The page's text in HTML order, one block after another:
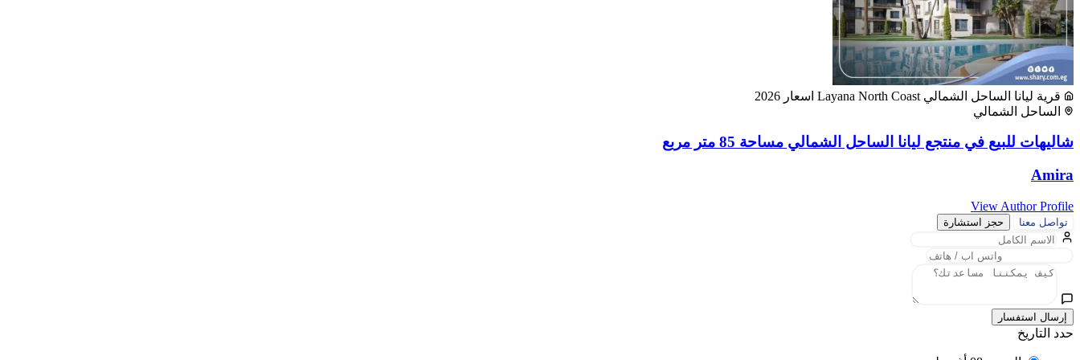
قرية ليانا الساحل الشمالي Layana North Coast اسعار 2026
الساحل الشمالي
شاليهات للبيع في منتجع ليانا الساحل الشمالي مساحة 85 متر مربع
Amira
View Author Profile
تواصل معنا حجز استشارة
إرسال استفسار
حدد التاريخ